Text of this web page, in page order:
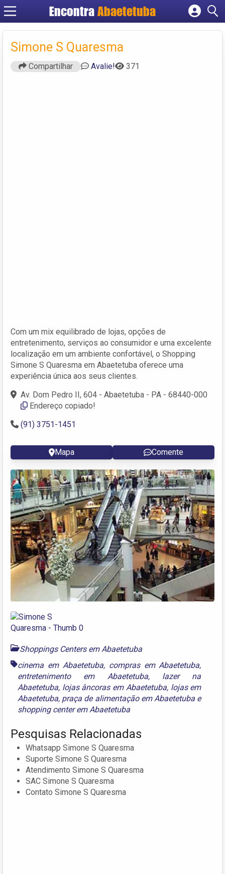
Encontra Abaetetuba
Cadastrar empresa
Criar conta
Simone S Quaresma
Compartilhar Avalie! 371
Com um mix equilibrado de lojas, opções de
entretenimento, serviços ao consumidor e uma excelente
localização em um ambiente confortável, o Shopping
Simone S Quaresma em Abaetetuba oferece uma
experiência única aos seus clientes.
Av. Dom Pedro II, 604 - Abaetetuba - PA - 68440-000
Endereço copiado!
(91) 3751-1451
Mapa Comente
Shoppings Centers em Abaetetuba
cinema em Abaetetuba, compras em Abaetetuba,
entretenimento em Abaetetuba, lazer na
Abaetetuba, lojas âncoras em Abaetetuba, lojas em
Abaetetuba, praça de alimentação em Abaetetuba e
shopping center em Abaetetuba
Pesquisas Relacionadas
Whatsapp Simone S Quaresma
Suporte Simone S Quaresma
Atendimento Simone S Quaresma
SAC Simone S Quaresma
Contato Simone S Quaresma